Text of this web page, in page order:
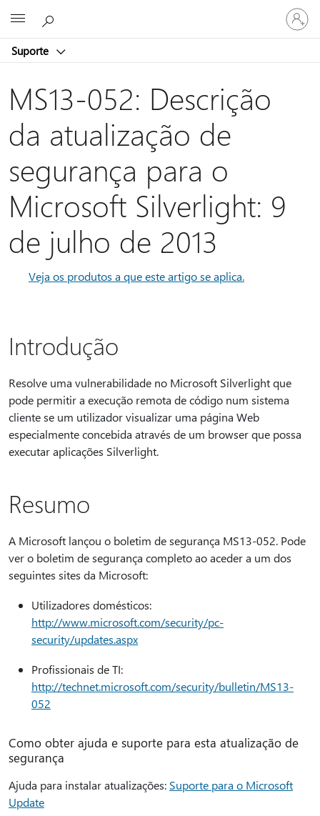
Suporte
Iniciar
sessão
na
MS13-052: Descrição
da atualização de
segurança para o
Microsoft Silverlight: 9
de julho de 2013
Veja os produtos a que este artigo se aplica.
Introdução
Resolve uma vulnerabilidade no Microsoft Silverlight que
pode permitir a execução remota de código num sistema
cliente se um utilizador visualizar uma página Web
especialmente concebida através de um browser que possa
executar aplicações Silverlight.
Resumo
A Microsoft lançou o boletim de segurança MS13-052. Pode
ver o boletim de segurança completo ao aceder a um dos
seguintes sites da Microsoft:
Utilizadores domésticos:
http://www.microsoft.com/security/pc-
security/updates.aspx
Profissionais de TI:
http://technet.microsoft.com/security/bulletin/MS13-
052
Como obter ajuda e suporte para esta atualização de
segurança
Ajuda para instalar atualizações: Suporte para o Microsoft
Update